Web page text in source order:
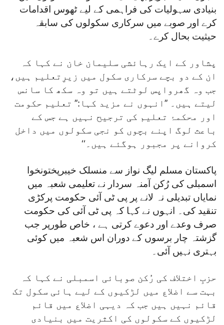
بنیادی سہولیات کی فراہمی کے لیے ٹھوس اقدامات
کرے اور صوبے میں سرکاری سکولوں کی سابقہ
حیثیت بحال کرے۔
پشاور کے ایک رہائشی سلیمان خان نے کہا کہ
ان کے دو بچے سرکاری سکول میں زیرِتعلیم ہیں،
جب وہ گھرواپس لوٹتے ہیں تو وہ سکھ کا سانس
لیتے ہیں۔ ’’انہوں نے مزید کہا:’’ تعلیم حکومت
اور محکمۂ تعلیم کی ترجیح نہیں ہے جس کے
باعث لوگ اپنے بچوں کو نجی سکولوں میں داخل
کروانے پر مجبور ہوگئے ہیں۔‘‘
پاکستان مسلم لیگ نواز سے منسلک خیبرپختونخوا
اسمبلی کی رُکن آمنہ سردار نے تعلیمی شعبہ میں
نمایاں تبدیلی نہ لانے پر پی ٹی آئی حکومت پرکڑی
تنقید کی۔ انہوں نے کہا کہ پی ٹی آئی کی حکومت
صرف وعدے اور دعوے کرتی ہے ، خاص طورپر جب
گزشتہ چار برسوں کے دوران اس شعبہ میں کوئی
بہتری نہیں آئی۔
حزبِ اختلاف کی رُکن صوبائی اسمبلی نے کہا کہ
بہت سے اضلاع میں لڑکیوں کے لیے ہائی سکول تک
قائم نہیں ہیں جب کہ دیہی اضلاع میں قائم
لڑکیوں کے سکولوں کی اکثریت میں بنیادی